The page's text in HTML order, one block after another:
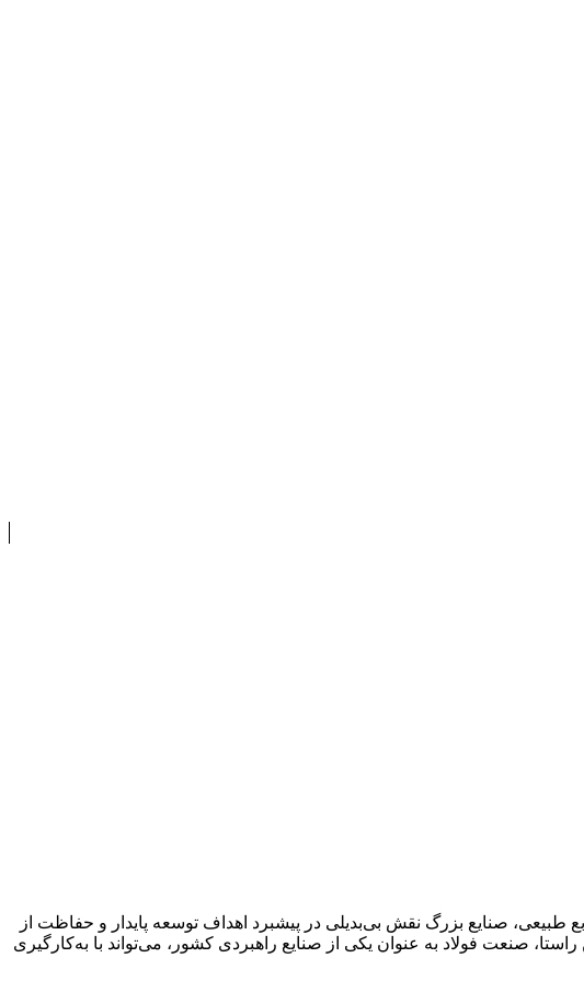
طبیعی، صنایع بزرگ نقش بی‌بدیلی در پیشبرد اهداف توسعه پایدار و حفاظت از
صنعت فولاد به عنوان یکی از صنایع راهبردی کشور، می‌تواند با به‌کارگیری